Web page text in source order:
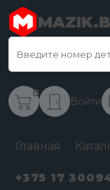
0
Войти
Главная
+375 17